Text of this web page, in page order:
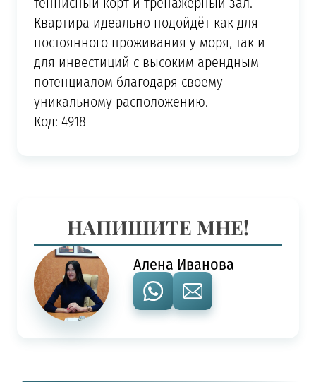
Квартира идеально подойдёт как для
постоянного проживания у моря, так и
для инвестиций с высоким арендным
потенциалом благодаря своему
уникальному расположению.
Код: 4918
НАПИШИТЕ МНЕ!
Алена Иванова